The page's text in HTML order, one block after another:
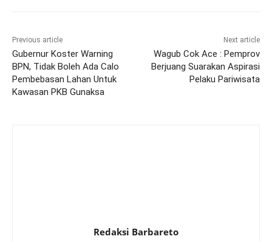
Previous article
Gubernur Koster Warning
BPN, Tidak Boleh Ada Calo
Pembebasan Lahan Untuk
Kawasan PKB Gunaksa
Next article
Wagub Cok Ace : Pemprov
Berjuang Suarakan Aspirasi
Pelaku Pariwisata
Redaksi Barbareto